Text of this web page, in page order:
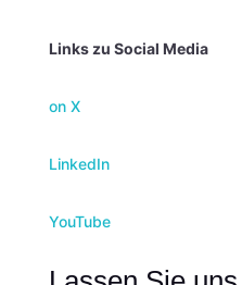
Links zu Social Media
on X
LinkedIn
YouTube